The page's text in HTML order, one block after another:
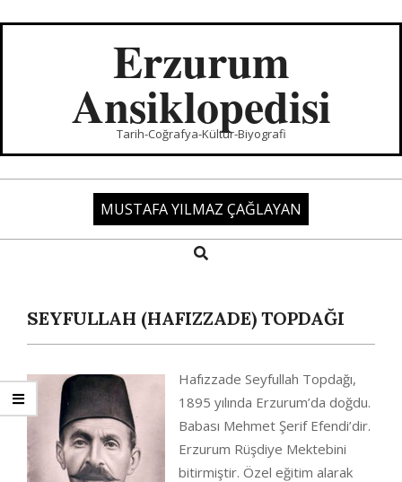
Erzurum
Ansiklopedisi
Tarih-Coğrafya-Kültür-Biyografi
MUSTAFA YILMAZ ÇAĞLAYAN
Search
SEYFULLAH (HAFIZZADE) TOPDAĞI
Hafızzade Seyfullah Topdağı,
1895 yılında Erzurum’da doğdu.
Babası Mehmet Şerif Efendi’dir.
Erzurum Rüşdiye Mektebini
bitirmiştir. Özel eğitim alarak